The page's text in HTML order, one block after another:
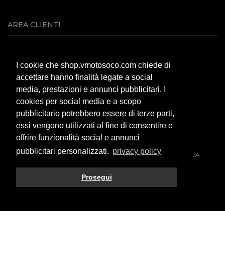
I cookie che shop.vmotosoco.com chiede di
accettare hanno finalità legate a social
media, prestazioni e annunci pubblicitari. I
cookies per social media e a scopo
pubblicitario potrebbero essere di terze parti,
essi vengono utilizzati al fine di consentire e
offrire funzionalità social e annunci
pubblicitari personalizzati. privacy policy
Prosegui
AREA CLIENTI
Modalità di pagamento
Spese di spedizione
F.A.Q.
© 2026 All rights reserved. VMOTO SOCO ITALY SRL - P.IVA